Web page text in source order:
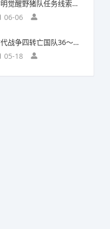
黎明觉醒野猪队任务线索断了如何继续？野猪王称号获取攻略
06-06
古代战争四转亡国队36～38图部分推图记录
05-18